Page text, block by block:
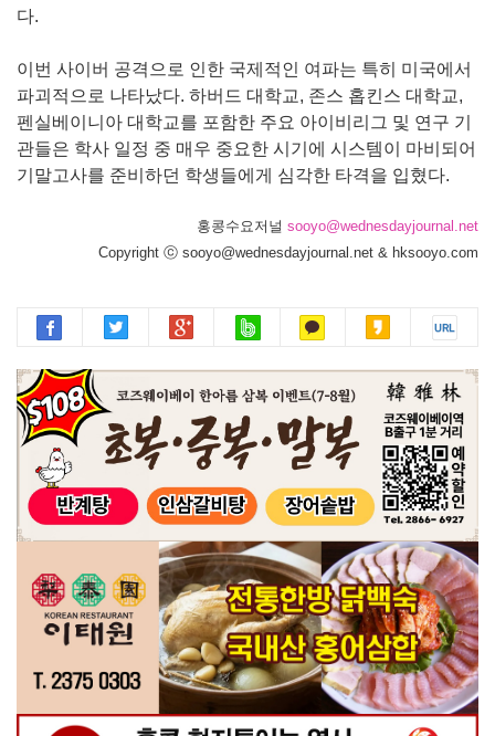
다.
이번 사이버 공격으로 인한 국제적인 여파는 특히 미국에서
파괴적으로 나타났다. 하버드 대학교, 존스 홉킨스 대학교,
펜실베이니아 대학교를 포함한 주요 아이비리그 및 연구 기
관들은 학사 일정 중 매우 중요한 시기에 시스템이 마비되어
기말고사를 준비하던 학생들에게 심각한 타격을 입혔다.
홍콩수요저널 sooyo@wednesdayjournal.net
Copyright ⓒ sooyo@wednesdayjournal.net & hksooyo.com